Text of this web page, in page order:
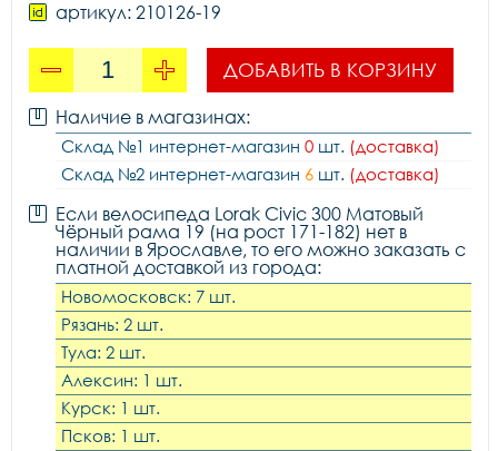
артикул: 210126-19
ДОБАВИТЬ В КОРЗИНУ
Наличие в магазинах:
Склад №1 интернет-магазин 0 шт. (доставка)
Склад №2 интернет-магазин 6 шт. (доставка)
Если велосипеда Lorak Civic 300 Матовый
Чёрный рама 19 (на рост 171-182) нет в
наличии в Ярославле, то его можно заказать с
платной доставкой из города:
Новомосковск: 7 шт.
Рязань: 2 шт.
Тула: 2 шт.
Алексин: 1 шт.
Курск: 1 шт.
Псков: 1 шт.